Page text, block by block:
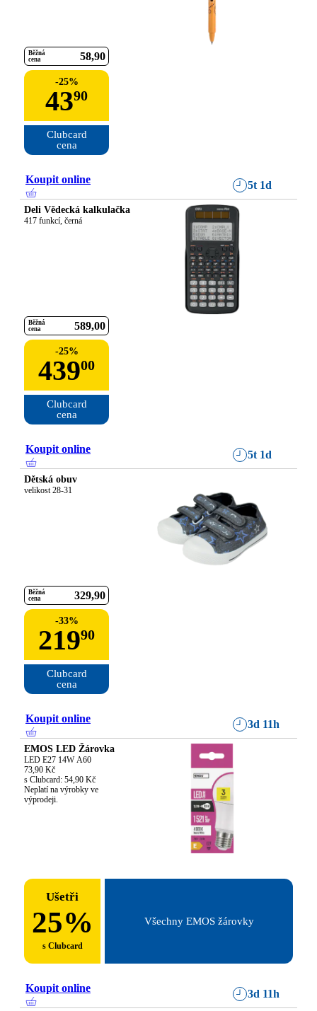
Běžná
cena
58 90
-25%
4390
Clubcard
cena
Koupit online 5t 1d
Deli Vědecká kalkulačka
417 funkcí, černá
Běžná
cena
589 00
-25%
43900
Clubcard
cena
Koupit online 5t 1d
Dětská obuv
velikost 28-31
Běžná
cena
329 90
-33%
21990
Clubcard
cena
Koupit online 3d 11h
EMOS LED Žárovka
LED E27 14W A60
73,90 Kč
s Clubcard: 54,90 Kč
Neplatí na výrobky ve
výprodeji.
Ušetři
25%
s Clubcard
Všechny EMOS žárovky
Koupit online 3d 11h